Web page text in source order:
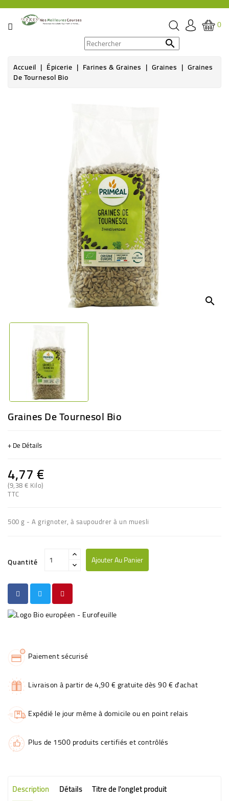
CATÉGORIE
ÉPICERIE
0

Accueil Épicerie Farines & Graines Graines Graines
De Tournesol Bio
search
Graines De Tournesol Bio
+ De Détails
4,77 €
(9,38 € Kilo)
TTC
500 g - A grignoter, à saupoudrer à un muesli
Quantité Ajouter Au Panier
Paiement sécurisé
Livraison à partir de 4,90 € gratuite dès 90 € d'achat
Expédié le jour même à domicile ou en point relais
Plus de 1500 produits certifiés et contrôlés
Description Détails Titre de l'onglet produit